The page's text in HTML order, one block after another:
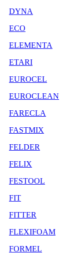
DYNA
ECO
ELEMENTA
ETARI
EUROCEL
EUROCLEAN
FARECLA
FASTMIX
FELDER
FELIX
FESTOOL
FIT
FITTER
FLEXIFOAM
FORMEL